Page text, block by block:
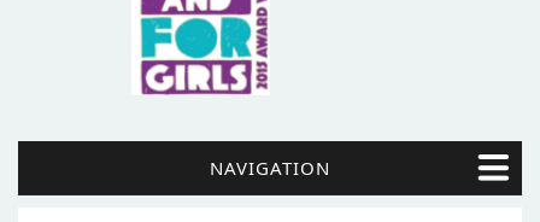
NAVIGATION